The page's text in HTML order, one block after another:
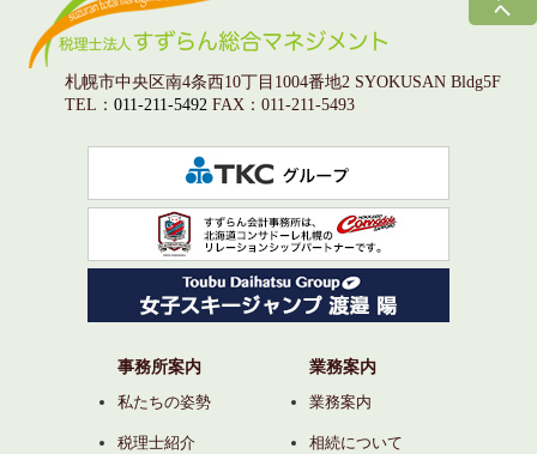
札幌市中央区南4条西10丁目1004番地2 SYOKUSAN Bldg5F
TEL： 011-211-5492 FAX：011-211-5493
事務所案内
私たちの姿勢
税理士紹介
業務案内
業務案内
相続について